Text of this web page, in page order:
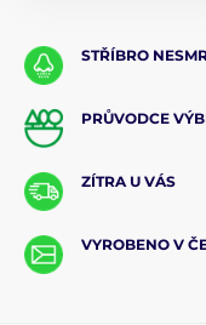
STŘÍBRO
PRŮVODCE
ZÍTRA U VÁS
VYROBENO V